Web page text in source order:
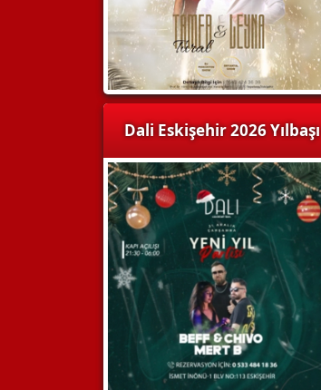
Dali Eskişehir 2026 Yılbaşı